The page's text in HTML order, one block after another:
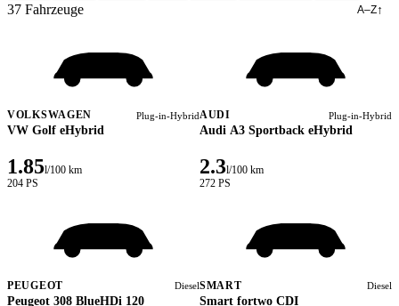
37 Fahrzeuge A–Z↑
VOLKSWAGEN Plug-in-Hybrid
VW Golf eHybrid
1.85l/100 km
204 PS
AUDI Plug-in-Hybrid
Audi A3 Sportback eHybrid
2.3l/100 km
272 PS
PEUGEOT Diesel
Peugeot 308 BlueHDi 120
SMART Diesel
Smart fortwo CDI